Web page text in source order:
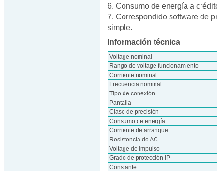
6. Consumo de energía a
7. Correspondido software de
simple.
Información técnica
Voltage nominal
Rango de voltage funcionamiento
Corriente nominal
Frecuencia nominal
Tipo de conexión
Pantalla
Clase de precisión
Consumo de energía
Corriente de arranque
Resistencia de AC
Voltage de impulso
Grado de protección IP
Constante